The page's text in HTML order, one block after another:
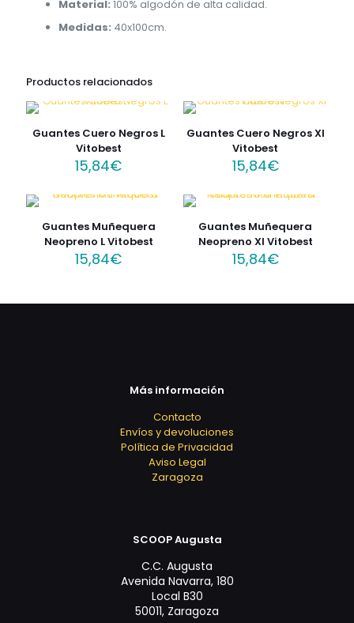
Material: 100% algodón de alta calidad.
Medidas: 40x100cm.
Productos relacionados
Guantes Cuero Negros L
Vitobest
15,84€
Guantes Cuero Negros Xl
Vitobest
15,84€
Guantes Muñequera
Neopreno L Vitobest
15,84€
Guantes Muñequera
Neopreno Xl Vitobest
15,84€
Más información
Contacto
Envíos y devoluciones
Política de Privacidad
Aviso Legal
Zaragoza
SCOOP Augusta
C.C. Augusta
Avenida Navarra, 180
Local B30
50011, Zaragoza